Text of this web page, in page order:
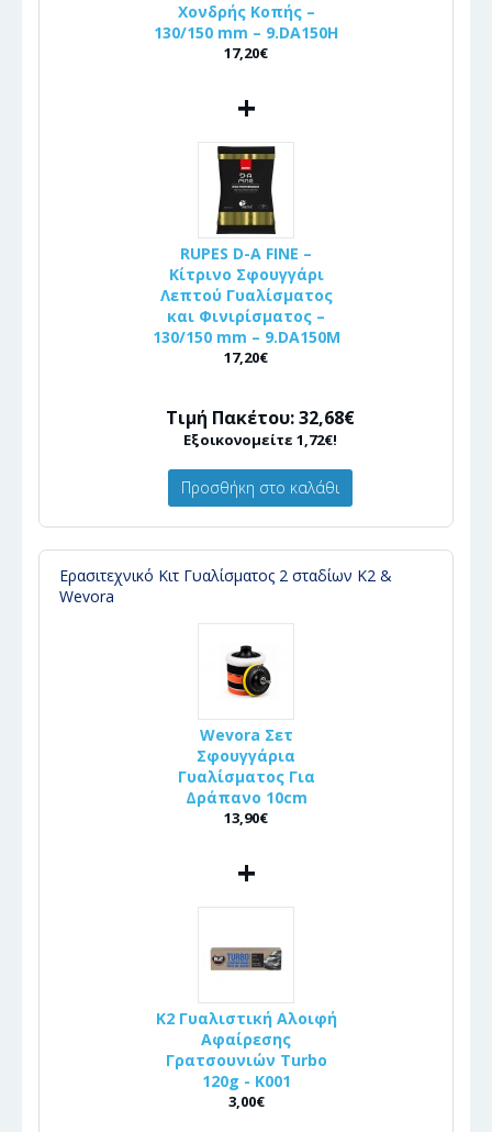
Χονδρής Κοπής –
130/150 mm – 9.DA150H
17,20€
+
RUPES D-A FINE –
Κίτρινο Σφουγγάρι
Λεπτού Γυαλίσματος
και Φινιρίσματος –
130/150 mm – 9.DA150M
17,20€
Τιμή Πακέτου: 32,68€
Εξοικονομείτε 1,72€!
Προσθήκη στο καλάθι
Ερασιτεχνικό Κιτ Γυαλίσματος 2 σταδίων K2 &
Wevora
Wevora Σετ
Σφουγγάρια
Γυαλίσματος Για
Δράπανο 10cm
13,90€
+
K2 Γυαλιστική Αλοιφή
Αφαίρεσης
Γρατσουνιών Turbo
120g - K001
3,00€